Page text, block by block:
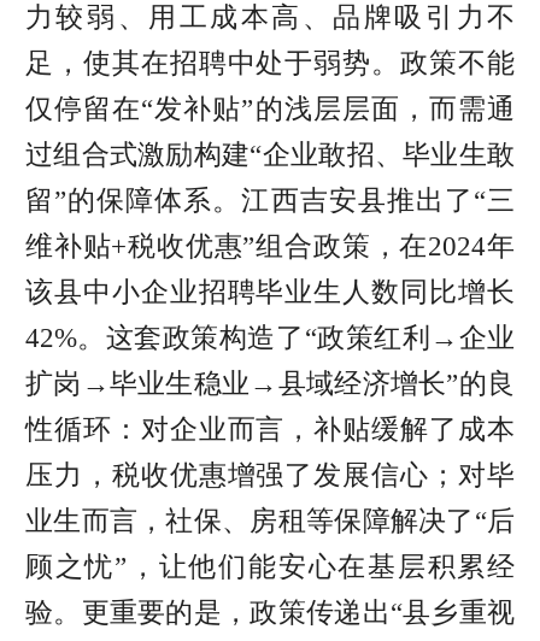
力较弱、用工成本高、品牌吸引力不
足，使其在招聘中处于弱势。政策不能
仅停留在“发补贴”的浅层层面，而需通
过组合式激励构建“企业敢招、毕业生敢
留”的保障体系。江西吉安县推出了“三
维补贴+税收优惠”组合政策，在2024年
该县中小企业招聘毕业生人数同比增长
42%。这套政策构造了“政策红利→企业
扩岗→毕业生稳业 →县域经济增长”的良
性循环：对企业而言，补贴缓解了成本
压力，税收优惠增强了发展信心；对毕
业生而言，社保、房租等保障解决了“后
顾之忧”，让他们能安心在基层积累经
验。更重要的是，政策传递出“县乡重视